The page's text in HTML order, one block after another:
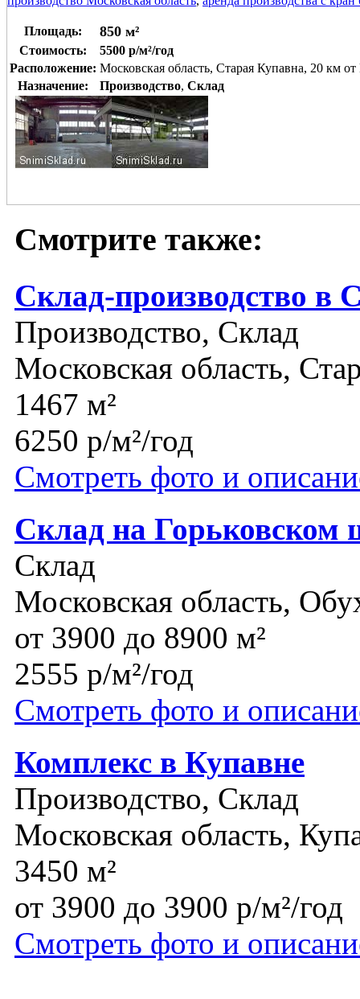
Площадь: 850 м²
Стоимость:
5500 р/м²/год
Расположение: Московская область, Старая Купавна, 20 км
Назначение:
Производство, Склад
Смотрите также:
Склад-производство в
Производство, Склад
Московская область,
1467 м²
6250 р/м²/год
Смотреть фото и
Склад на Горьковском
Склад
Московская область,
от 3900 до 8900 м²
2555 р/м²/год
Смотреть фото и
Комплекс в Купавне
Производство, Склад
Московская область,
3450 м²
от 3900 до 3900 р/м²/год
Смотреть фото и